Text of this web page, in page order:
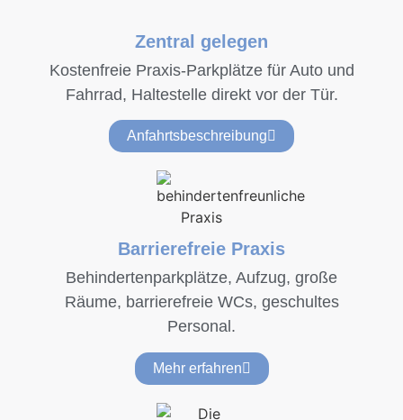
Zentral gelegen
Kostenfreie Praxis-Parkplätze für Auto und
Fahrrad, Haltestelle direkt vor der Tür.
Anfahrtsbeschreibung
Barrierefreie Praxis
Behindertenparkplätze, Aufzug, große
Räume, barrierefreie WCs, geschultes
Personal.
Mehr erfahren